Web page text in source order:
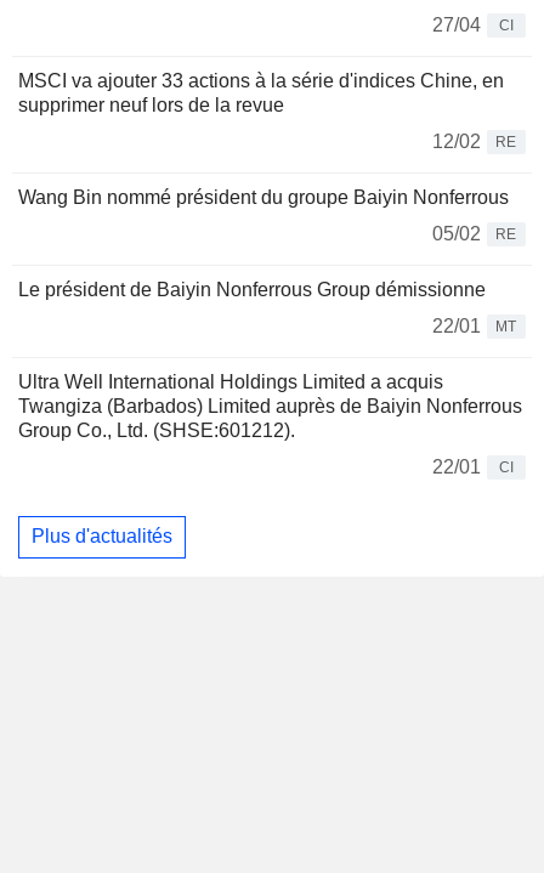
27/04
CI
MSCI va ajouter 33 actions à la série d'indices Chine, en
supprimer neuf lors de la revue
12/02
RE
Wang Bin nommé président du groupe Baiyin Nonferrous
05/02
RE
Le président de Baiyin Nonferrous Group démissionne
22/01
MT
Ultra Well International Holdings Limited a acquis
Twangiza (Barbados) Limited auprès de Baiyin Nonferrous
Group Co., Ltd. (SHSE:601212).
22/01
CI
Plus d'actualités